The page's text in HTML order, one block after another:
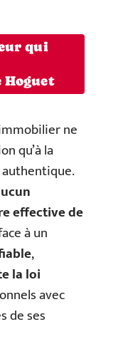
qui
Hoguet
ne
qu’à la
effective de
à un
,
la loi
avec
de ses